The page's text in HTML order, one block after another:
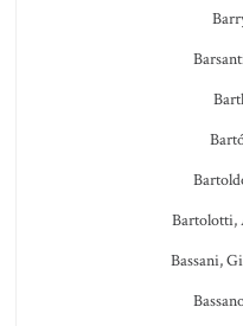
Bartolotti,
Bassani,